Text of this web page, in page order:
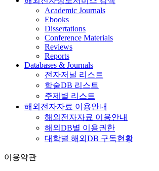
Academic Journals
Ebooks
Dissertations
Conference Materials
Reviews
Reports
Databases & Journals
전자저널 리스트
학술DB 리스트
주제별 리스트
해외전자자료 이용안내
해외전자자료 이용안내
해외DB별 이용권한
대학별 해외DB 구독현황
이용약관